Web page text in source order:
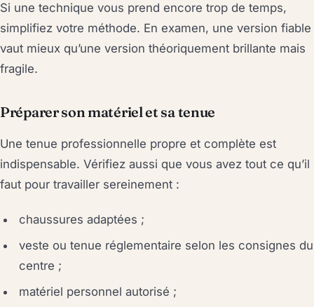
Si une technique vous prend encore trop de temps,
simplifiez votre méthode. En examen, une version fiable
vaut mieux qu’une version théoriquement brillante mais
fragile.
Préparer son matériel et sa tenue
Une tenue professionnelle propre et complète est
indispensable. Vérifiez aussi que vous avez tout ce qu’il
faut pour travailler sereinement :
chaussures adaptées ;
veste ou tenue réglementaire selon les consignes du
centre ;
matériel personnel autorisé ;